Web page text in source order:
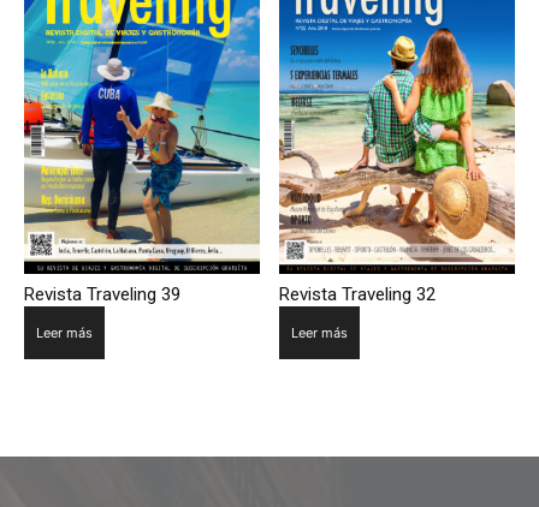
Revista Traveling 39
Leer más
Revista Traveling 32
Leer más